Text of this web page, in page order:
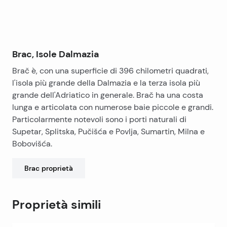
Brac, Isole Dalmazia
Brač è, con una superficie di 396 chilometri quadrati,
l'isola più grande della Dalmazia e la terza isola più
grande dell'Adriatico in generale. Brač ha una costa
lunga e articolata con numerose baie piccole e grandi.
Particolarmente notevoli sono i porti naturali di
Supetar, Splitska, Pučišća e Povlja, Sumartin, Milna e
Bobovišća.
Brac proprietà
Proprietà simili